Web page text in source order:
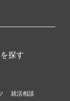
探す
就活相談